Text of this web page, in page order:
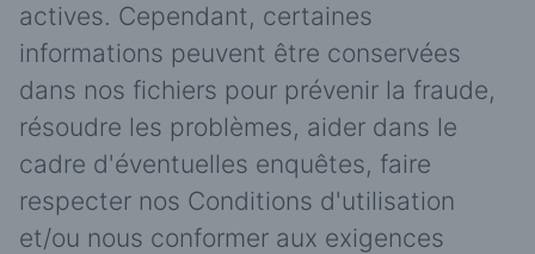
actives. Cependant, certaines
informations peuvent être conservées
dans nos fichiers pour prévenir la fraude,
résoudre les problèmes, aider dans le
cadre d'éventuelles enquêtes, faire
respecter nos Conditions d'utilisation
et/ou nous conformer aux exigences